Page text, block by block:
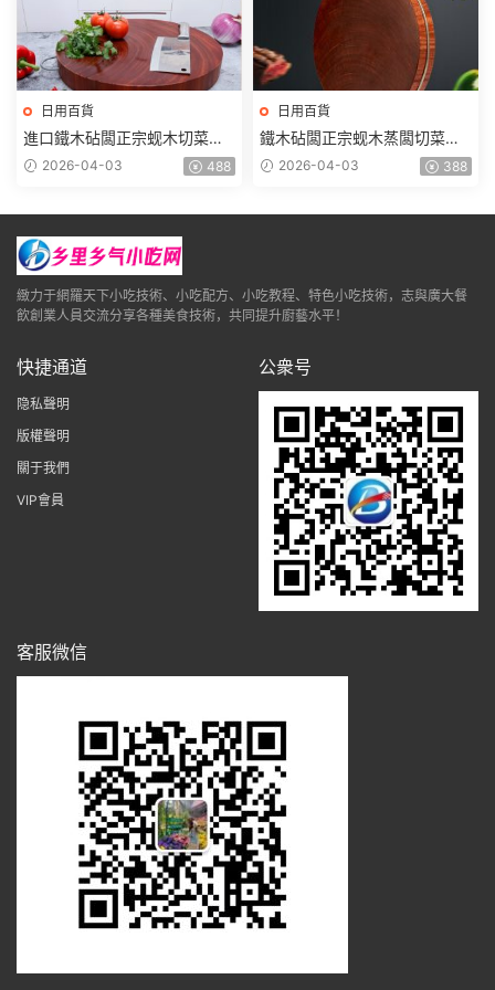
日用百貨
進口鐵木砧闆正宗蚬木切菜闆
抗菌實木圓占闆鑽闆刀闆剁肉
2026-04-03 488
日用百貨
鐵木砧闆正宗蚬木蒸闆切菜闆
木質實木圓廚房貼闆硯木剁骨
2026-04-03 388
緻力于網羅天下小吃技術、小吃配方、小吃教程、特色小吃技術，志與廣大餐
飲創業人員交流分享各種美食技術，共同提升廚藝水平！
快捷通道
隐私聲明
版權聲明
關于我們
VIP會員
公衆号
客服微信